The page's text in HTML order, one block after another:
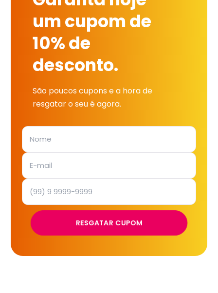
um cupom de
10% de
desconto.
São poucos cupons e a hora de
resgatar o seu é agora.
RESGATAR CUPOM